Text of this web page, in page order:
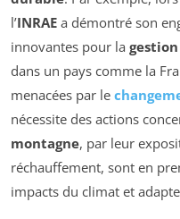
l’INRAE a démontré son
innovantes pour la gestion
dans un pays comme la
menacées par le
nécessite des actions
montagne, par leur
réchauffement, sont en
impacts du climat et